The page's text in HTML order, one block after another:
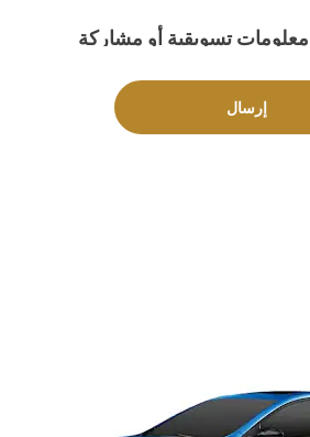
تسويقية أو مشاركة
إرسال